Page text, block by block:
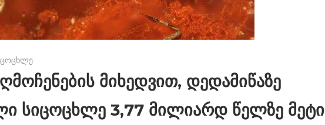
comments
მიხედვით, დედამიწაზე
სიცოცხლე 3,77 მილიარდ წელზე მეტი